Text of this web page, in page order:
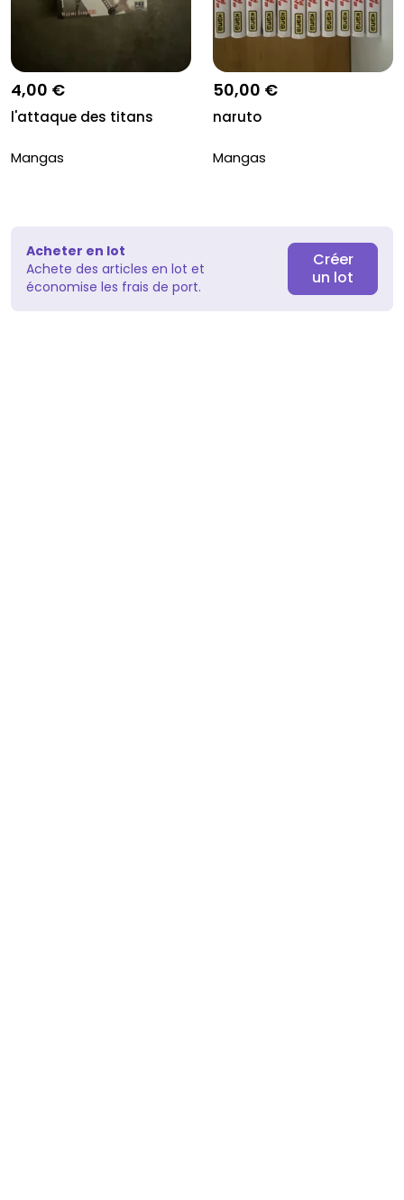
4,00 €
l'attaque des titans
Mangas
50,00 €
naruto
Mangas
Acheter en lot
Achete des articles en lot et
économise les frais de port.
Créer
un lot